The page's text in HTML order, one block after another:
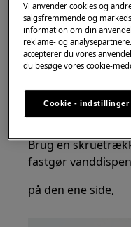
Fjern
Brug en
fastgør
på den ene side,
Vi anvender cookies og
salgsfremmende og
information om din
reklame- og
accepterer du vores
du besøge vores cookie-
Cookie - indstillinger